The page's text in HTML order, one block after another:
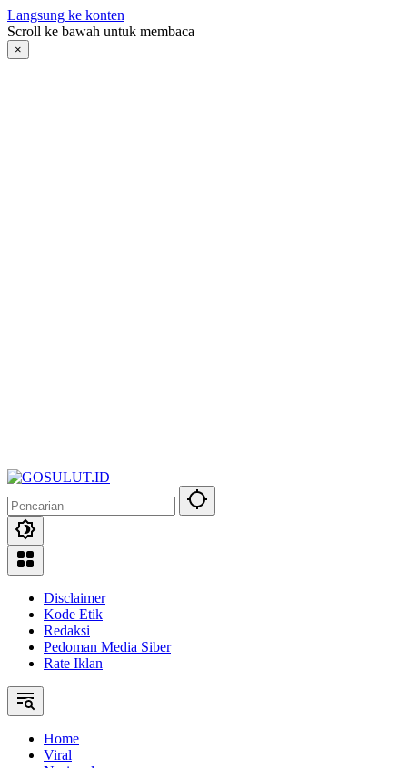
Langsung ke konten
Scroll ke bawah untuk membaca
×
Disclaimer
Kode Etik
Redaksi
Pedoman Media Siber
Rate Iklan
Home
Viral